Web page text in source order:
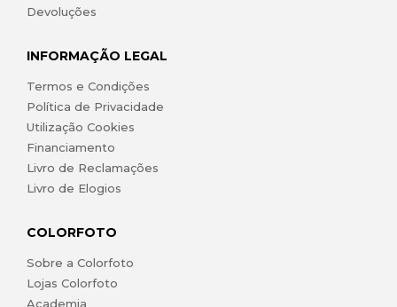
Devoluções
INFORMAÇÃO LEGAL
Termos e Condições
Política de Privacidade
Utilização Cookies
Financiamento
Livro de Reclamações
Livro de Elogios
COLORFOTO
Sobre a Colorfoto
Lojas Colorfoto
Academia